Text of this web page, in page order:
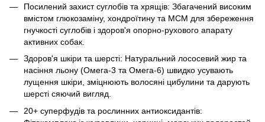
Посилений захист суглобів та хрящів: Збагачений високим
вмістом глюкозаміну, хондроїтину та МСМ для збереження
гнучкості суглобів і здоров'я опорно-рухового апарату
активних собак.
Здоров'я шкіри та шерсті: Натуральний лососевий жир та
насіння льону (Омега-3 та Омега-6) швидко усувають
лущення шкіри, зміцнюють волосяні цибулини та дарують
шерсті сяючий вигляд.
20+ суперфудів та рослинних антиоксидантів: